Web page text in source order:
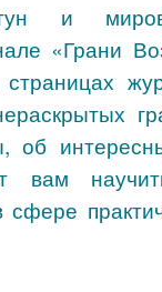
и
«Грани
об